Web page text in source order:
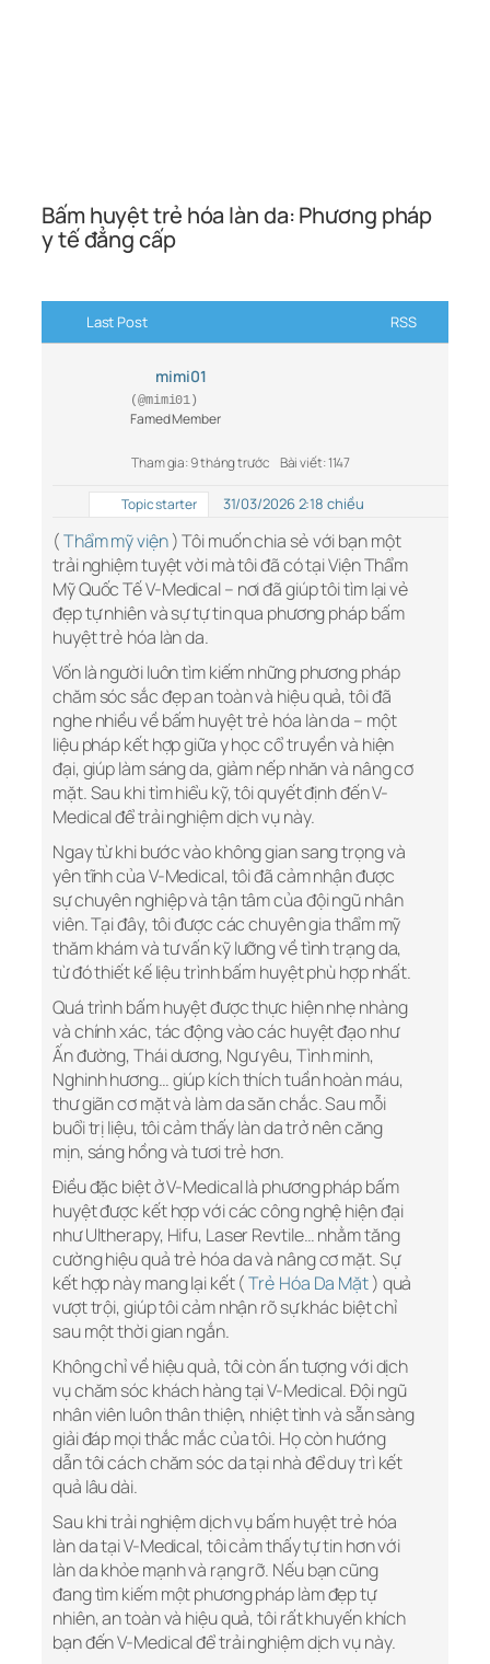
Bấm huyệt trẻ hóa làn da: Phương pháp
y tế đẳng cấp
Last Post RSS
mimi01
(@mimi01)
Famed Member
Tham gia: 9 tháng trước Bài viết: 1147
Topic starter 31/03/2026 2:18 chiều
(Thẩm mỹ viện) Tôi muốn chia sẻ với bạn một
trải nghiệm tuyệt vời mà tôi đã có tại Viện Thẩm
Mỹ Quốc Tế V-Medical – nơi đã giúp tôi tìm lại vẻ
đẹp tự nhiên và sự tự tin qua phương pháp bấm
huyệt trẻ hóa làn da.
Vốn là người luôn tìm kiếm những phương pháp
chăm sóc sắc đẹp an toàn và hiệu quả, tôi đã
nghe nhiều về bấm huyệt trẻ hóa làn da – một
liệu pháp kết hợp giữa y học cổ truyền và hiện
đại, giúp làm sáng da, giảm nếp nhăn và nâng cơ
mặt. Sau khi tìm hiểu kỹ, tôi quyết định đến V-
Medical để trải nghiệm dịch vụ này.
Ngay từ khi bước vào không gian sang trọng và
yên tĩnh của V-Medical, tôi đã cảm nhận được
sự chuyên nghiệp và tận tâm của đội ngũ nhân
viên. Tại đây, tôi được các chuyên gia thẩm mỹ
thăm khám và tư vấn kỹ lưỡng về tình trạng da,
từ đó thiết kế liệu trình bấm huyệt phù hợp nhất.
Quá trình bấm huyệt được thực hiện nhẹ nhàng
và chính xác, tác động vào các huyệt đạo như
Ấn đường, Thái dương, Ngư yêu, Tình minh,
Nghinh hương… giúp kích thích tuần hoàn máu,
thư giãn cơ mặt và làm da săn chắc. Sau mỗi
buổi trị liệu, tôi cảm thấy làn da trở nên căng
mịn, sáng hồng và tươi trẻ hơn.
Điều đặc biệt ở V-Medical là phương pháp bấm
huyệt được kết hợp với các công nghệ hiện đại
như Ultherapy, Hifu, Laser Revtile… nhằm tăng
cường hiệu quả trẻ hóa da và nâng cơ mặt. Sự
kết hợp này mang lại kết (Trẻ Hóa Da Mặt) quả
vượt trội, giúp tôi cảm nhận rõ sự khác biệt chỉ
sau một thời gian ngắn.
Không chỉ về hiệu quả, tôi còn ấn tượng với dịch
vụ chăm sóc khách hàng tại V-Medical. Đội ngũ
nhân viên luôn thân thiện, nhiệt tình và sẵn sàng
giải đáp mọi thắc mắc của tôi. Họ còn hướng
dẫn tôi cách chăm sóc da tại nhà để duy trì kết
quả lâu dài.
Sau khi trải nghiệm dịch vụ bấm huyệt trẻ hóa
làn da tại V-Medical, tôi cảm thấy tự tin hơn với
làn da khỏe mạnh và rạng rỡ. Nếu bạn cũng
đang tìm kiếm một phương pháp làm đẹp tự
nhiên, an toàn và hiệu quả, tôi rất khuyến khích
bạn đến V-Medical để trải nghiệm dịch vụ này.